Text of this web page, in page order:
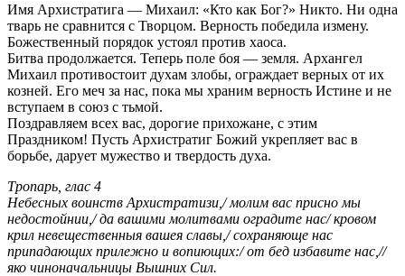
Имя Архистратига — Михаил: «Кто как Бог?» Никто. Ни одна
тварь не сравнится с Творцом. Верность победила измену.
Божественный порядок устоял против хаоса.
Битва продолжается. Теперь поле боя — земля. Архангел
Михаил противостоит духам злобы, ограждает верных от их
козней. Его меч за нас, пока мы храним верность Истине и не
вступаем в союз с тьмой.
Поздравляем всех вас, дорогие прихожане, с этим
Праздником! Пусть Архистратиг Божий укрепляет вас в
борьбе, дарует мужество и твердость духа.
Тропарь, глас 4
Небе‌сных во‌инств Архистрати‌зи,/ мо‌лим вас при‌сно мы
недосто‌йнии,/ да ва‌шими моли‌твами оградите‌ нас/ кро‌вом
крил невеще‌ственныя ва‌шея сла‌вы,/ сохраня‌юще нас
припа‌дающих приле‌жно и вопию‌щих:/ от бед изба‌вите нас,//
я‌ко чинонача‌льницы Вы‌шних Сил.